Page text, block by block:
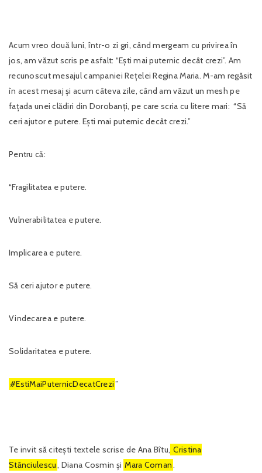
Acum vreo două luni, într-o zi gri, când mergeam cu privirea în
jos, am văzut scris pe asfalt: “Ești mai puternic decât crezi”. Am
recunoscut mesajul campaniei Rețelei Regina Maria. M-am regăsit
în acest mesaj și acum câteva zile, când am văzut un mesh pe
fațada unei clădiri din Dorobanți, pe care scria cu litere mari: “Să
ceri ajutor e putere. Ești mai puternic decât crezi.”
Pentru că:
“Fragilitatea e putere.
Vulnerabilitatea e putere.
Implicarea e putere.
Să ceri ajutor e putere.
Vindecarea e putere.
Solidaritatea e putere.
#EstiMaiPuternicDecatCrezi”
Te invit să citești textele scrise de Ana Bîtu, Cristina
Stănciulescu, Diana Cosmin și Mara Coman.